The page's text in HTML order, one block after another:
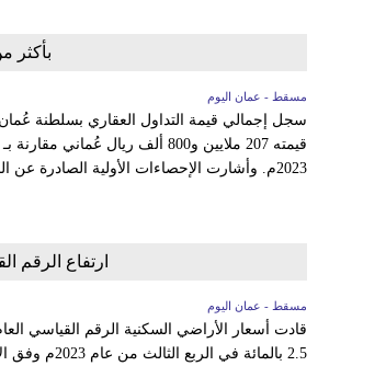
بأكثر من 207 ملايين ريال عُماني قيمة
مسقط - عمان اليوم
2023م. وأشارت الإحصاءات الأولية الصادرة عن المركز الوطني للإحصاء والمعلومات إلى أن الرسوم...
ارتفاع الرقم
مسقط - عمان اليوم
قادت أسعار الأراضي السكنية الرقم القياسي
2.5 بالمائة